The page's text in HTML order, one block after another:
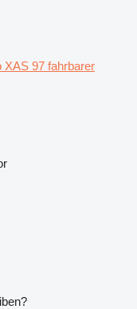
XAS 97 fahrbarer